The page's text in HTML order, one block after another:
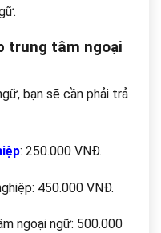
trung tâm ngoại
bạn sẽ cần phải trả
: 250.000 VNĐ.
450.000 VNĐ.
ngoại ngữ: 500.000